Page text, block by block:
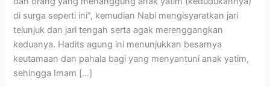
di surga seperti ini”, kemudian Nabi mengisyaratkan jari
telunjuk dan jari tengah serta agak merenggangkan
keduanya. Hadits agung ini menunjukkan besarnya
keutamaan dan pahala bagi yang menyantuni anak yatim,
sehingga Imam […]